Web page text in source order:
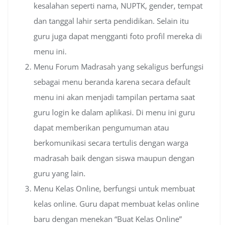
kesalahan seperti nama, NUPTK, gender, tempat
dan tanggal lahir serta pendidikan. Selain itu
guru juga dapat mengganti foto profil mereka di
menu ini.
Menu Forum Madrasah yang sekaligus berfungsi
sebagai menu beranda karena secara default
menu ini akan menjadi tampilan pertama saat
guru login ke dalam aplikasi. Di menu ini guru
dapat memberikan pengumuman atau
berkomunikasi secara tertulis dengan warga
madrasah baik dengan siswa maupun dengan
guru yang lain.
Menu Kelas Online, berfungsi untuk membuat
kelas online. Guru dapat membuat kelas online
baru dengan menekan “Buat Kelas Online”